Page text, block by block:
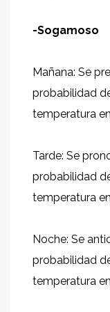
-Sogamoso
Mañana: Se
probabilidad
temperatura
Tarde: Se
probabilidad
temperatura
Noche: Se
probabilidad
temperatura